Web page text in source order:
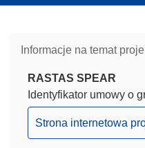
Informacje na temat
RASTAS SPEAR
Identyfikator umowy o
(odnośnik
otworzy
Strona internetowa